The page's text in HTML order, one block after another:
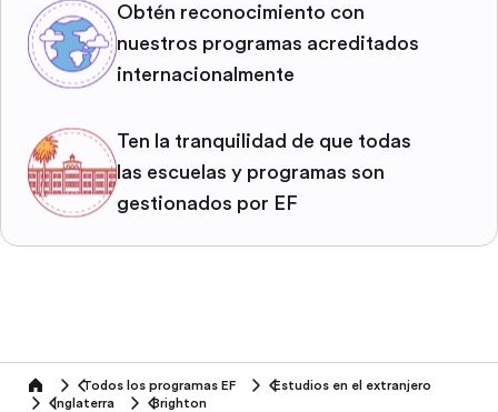
Obtén reconocimiento con
nuestros programas acreditados
internacionalmente
Ten la tranquilidad de que todas
las escuelas y programas son
gestionados por EF
home Todos los programas EF
Estudios en el extranjero
Inglaterra
Brighton